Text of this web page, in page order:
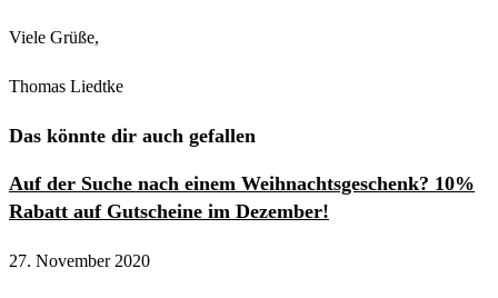
Viele Grüße,
Thomas Liedtke
Das könnte dir auch gefallen
Auf der Suche nach einem Weihnachtsgeschenk? 10%
Rabatt auf Gutscheine im Dezember!
27. November 2020